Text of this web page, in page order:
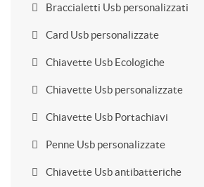
Braccialetti Usb personalizzati
Card Usb personalizzate
Chiavette Usb Ecologiche
Chiavette Usb personalizzate
Chiavette Usb Portachiavi
Penne Usb personalizzate
Chiavette Usb antibatteriche